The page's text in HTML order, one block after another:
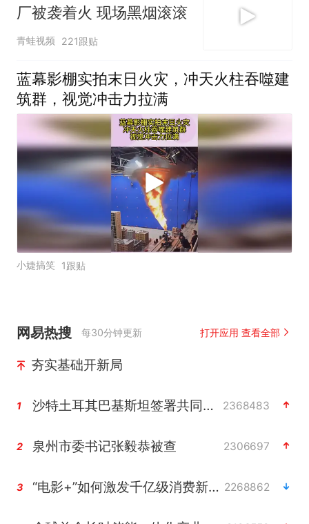
厂被袭着火 现场黑烟滚滚
青蛙视频 221跟贴
蓝幕影棚实拍末日火灾，冲天火柱吞噬建
筑群，视觉冲击力拉满
小婕搞笑 1跟贴
网易热搜 每30分钟更新 打开应用 查看全部
夯实基础开新局
1 沙特土耳其巴基斯坦签署共同防务协议 2368483
2 泉州市委书记张毅恭被查 2306697
3 “电影+”如何激发千亿级消费新活力？ 2268862